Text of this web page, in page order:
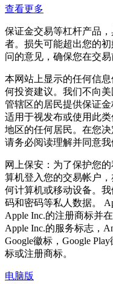
查看更多
保证金交易等杠杆产品
者。损失可能超出您的
问的意见，确保您在交
本网站上显示的任何信
何投资建议。我们不向
管辖区的居民提供保证
适用于视发布或使用此
地区的任何居民。在您
请务必阅读理解并同意
网上保安：为了保护您
算机登入您的交易帐户
何计算机或移动设备。
码和密码等私人数据。
Apple Inc.的注册商标并
Apple Inc.的服务标志，
Google徽标，Google
标或注册商标。
电脑版